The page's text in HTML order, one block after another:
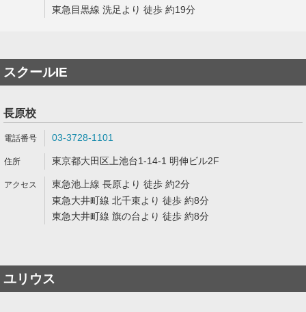
東急目黒線 洗足より 徒歩 約19分
スクールIE
長原校
03-3728-1101
東京都大田区上池台1-14-1 明伸ビル2F
東急池上線 長原より 徒歩 約2分
東急大井町線 北千束より 徒歩 約8分
東急大井町線 旗の台より 徒歩 約8分
ユリウス